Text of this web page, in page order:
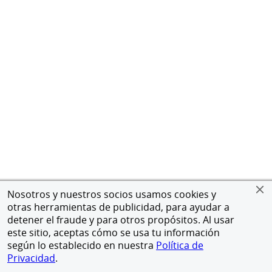
Nosotros y nuestros socios usamos cookies y
otras herramientas de publicidad, para ayudar a
detener el fraude y para otros propósitos. Al usar
este sitio, aceptas cómo se usa tu información
según lo establecido en nuestra Política de
Privacidad.